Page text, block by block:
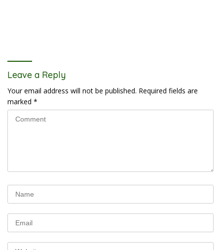
Leave a Reply
Your email address will not be published. Required fields are
marked *